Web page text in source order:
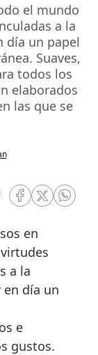
el mundo
a la
día un papel
Suaves,
todos los
elaborados
las que se
RRSS Facebook
RRSSRRSS
a la
día un
e
gustos.